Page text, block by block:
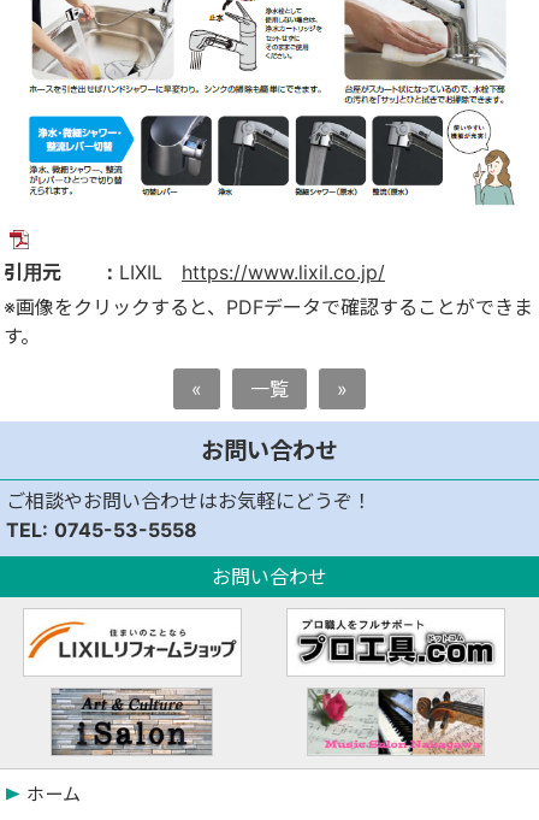
引用元 ： LIXIL https://www.lixil.co.jp/
※画像をクリックすると、PDFデータで確認することができま
す。
« 一覧 »
お問い合わせ
ご相談やお問い合わせはお気軽にどうぞ！
0745-53-5558
お問い合わせ
ホーム